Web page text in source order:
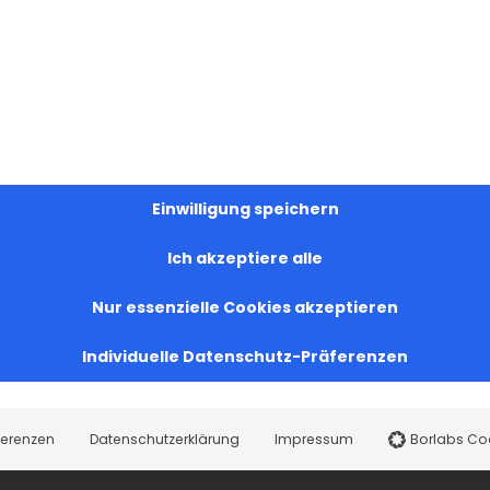
Einwilligung speichern
Ich akzeptiere alle
Nur essenzielle Cookies akzeptieren
Individuelle Datenschutz-Präferenzen
Datenschutzerklärung Impressum Borlabs